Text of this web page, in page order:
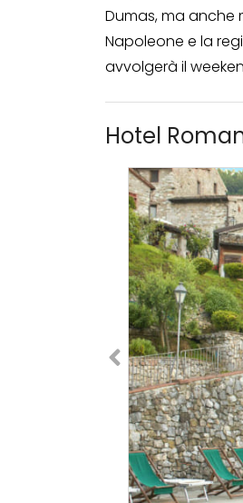
Dumas, ma anche
Napoleone e la
avvolgerà il
Hotel